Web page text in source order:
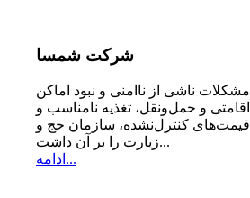
شرکت شمسا
مشكلات ناشی از ناامنی و نبود اماكن
اقامتی و حمل‌ونقل، تغذیه‌ نامناسب و
قیمت‌های كنترل‌نشده، سازمان حج و
زیارت را بر آن داشت...
ادامه...